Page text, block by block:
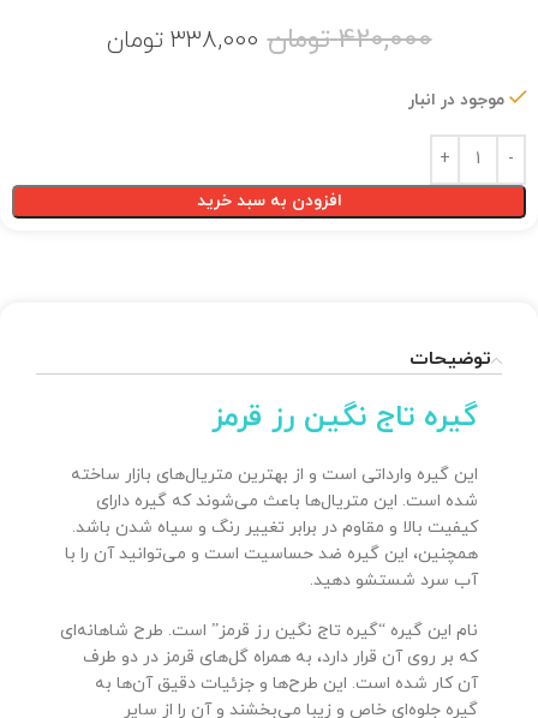
420,000 تومان 338,000 تومان
موجود در انبار
افزودن به سبد خرید
توضیحات
گیره تاج نگین رز قرمز
این گیره وارداتی است و از بهترین متریال‌های بازار ساخته
شده است. این متریال‌ها باعث می‌شوند که گیره دارای
کیفیت بالا و مقاوم در برابر تغییر رنگ و سیاه شدن باشد.
همچنین، این گیره ضد حساسیت است و می‌توانید آن را با
آب سرد شستشو دهید.
نام این گیره “گیره تاج نگین رز قرمز” است. طرح شاهانه‌ای
که بر روی آن قرار دارد، به همراه گل‌های قرمز در دو طرف
آن کار شده است. این طرح‌ها و جزئیات دقیق آن‌ها به
گیره جلوه‌ای خاص و زیبا می‌بخشند و آن را از سایر